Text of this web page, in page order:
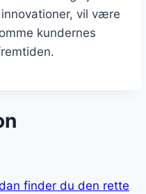
vil være
kundernes
finder du den rette